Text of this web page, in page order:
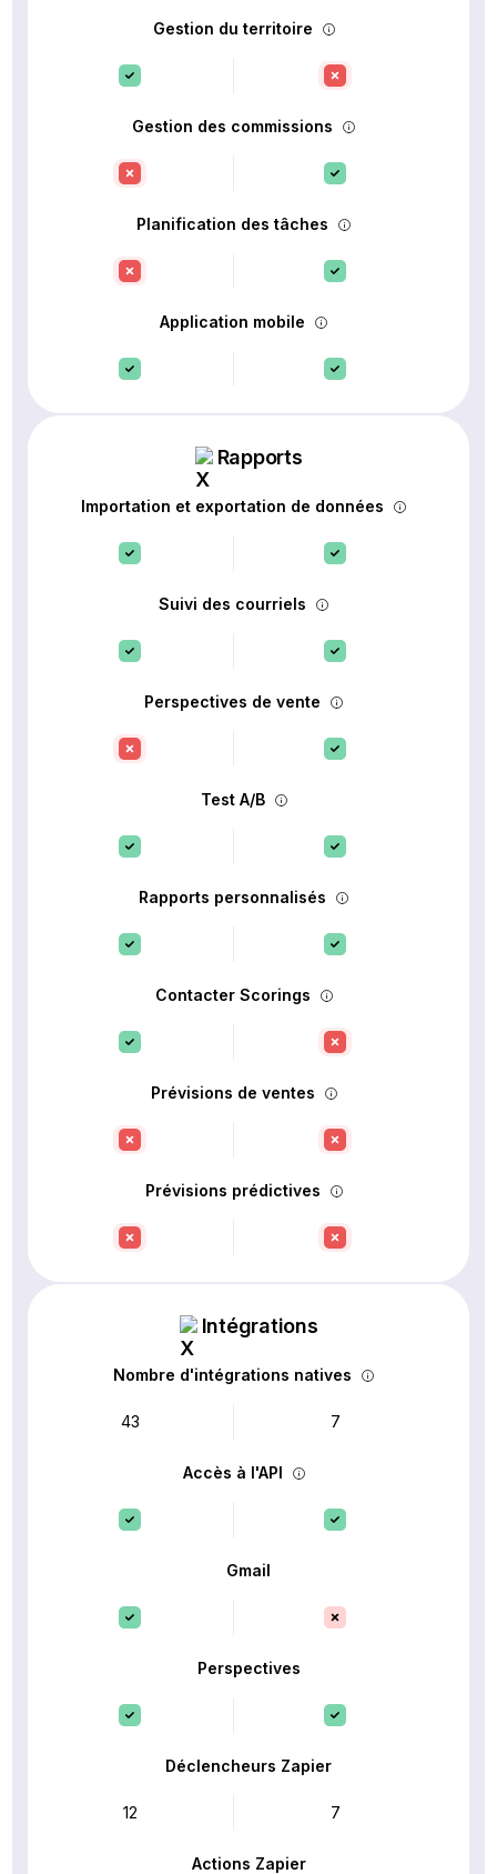
Gestion du territoire
Gestion des commissions
Planification des tâches
Application mobile
Rapports
Importation et exportation de données
Suivi des courriels
Perspectives de vente
Test A/B
Rapports personnalisés
Contacter Scorings
Prévisions de ventes
Prévisions prédictives
Intégrations
Nombre d'intégrations natives
43 7
Accès à l'API
Gmail
Perspectives
Déclencheurs Zapier
12 7
Actions Zapier